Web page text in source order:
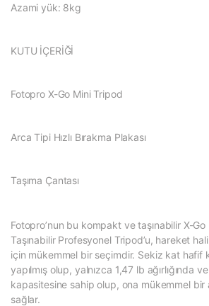
Azami yük: 8kg
KUTU İÇERİĞİ
Fotopro X-Go Mini Tripod
Arca Tipi Hızlı Bırakma Plakası
Taşıma Çantası
Fotopro’nun bu kompakt ve taşınabilir X-
Taşınabilir Profesyonel Tripod’u, hareket
için mükemmel bir seçimdir. Sekiz kat hafif
yapılmış olup, yalnızca 1,47 lb ağırlığında
kapasitesine sahip olup, ona mükemmel bir
sağlar.